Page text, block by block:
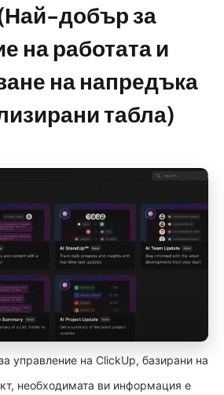
добър за
на работата и
на напредъка
табла)
управление на ClickUp, базирани на
необходимата ви информация е